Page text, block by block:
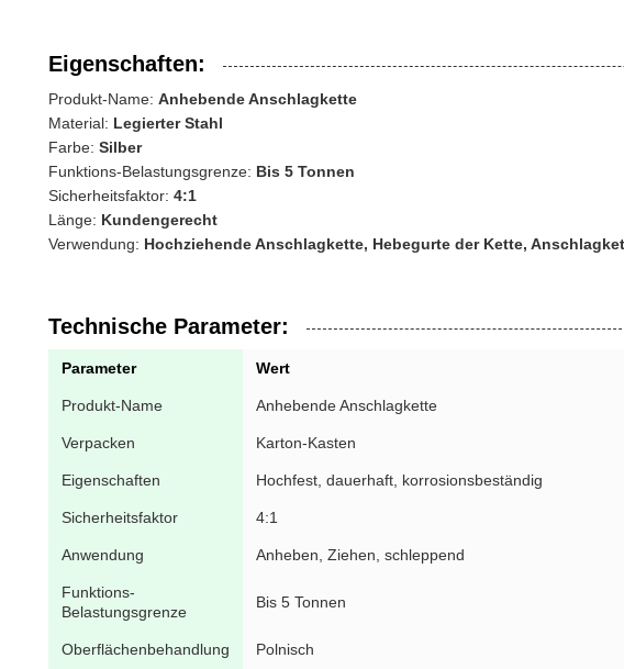
Eigenschaften:
Produkt-Name: Anhebende Anschlagkette
Material: Legierter Stahl
Farbe: Silber
Funktions-Belastungsgrenze: Bis 5 Tonnen
Sicherheitsfaktor: 4:1
Länge: Kundengerecht
Verwendung: Hochziehende Anschlagkette, Hebegurte der Kette,
Technische Parameter:
Parameter Wert
Produkt-Name Anhebende Anschlagkette
Verpacken Karton-Kasten
Eigenschaften Hochfest, dauerhaft, korrosionsbeständig
Sicherheitsfaktor 4:1
Anwendung Anheben, Ziehen, schleppend
Funktions-
Belastungsgrenze
Bis 5 Tonnen
Oberflächenbehandlung Polnisch